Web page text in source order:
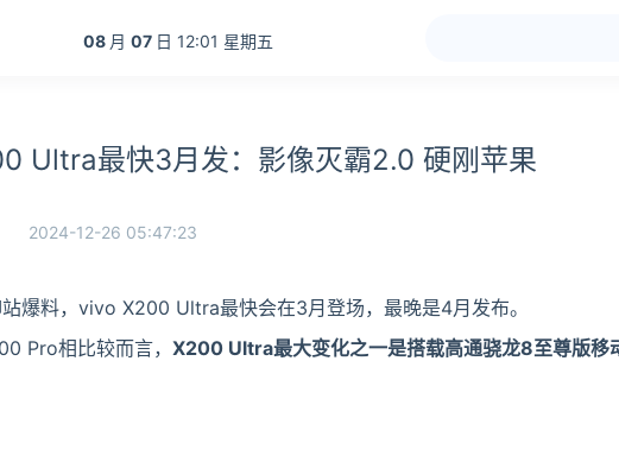
08 月 07 日 12:01 星期五
Ultra最快3月发：影像灭霸2.0 硬刚苹果
2024-12-26 05:47:23
爆料，vivo X200 Ultra最快会在3月登场，最晚是4月发布。
Pro相比较而言， X200 Ultra最大变化之一是搭载高通骁龙8至尊版移